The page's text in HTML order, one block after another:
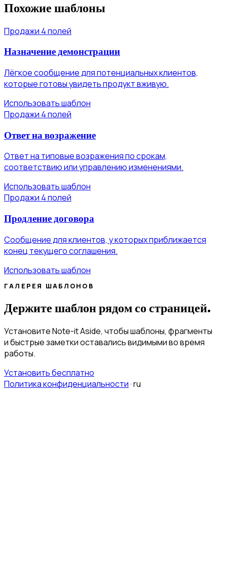
Похожие шаблоны
Продажи 4 полей
Назначение демонстрации
Лёгкое сообщение для потенциальных клиентов,
которые готовы увидеть продукт вживую.
Использовать шаблон
Продажи 4 полей
Ответ на возражение
Ответ на типовые возражения по срокам,
соответствию или управлению изменениями.
Использовать шаблон
Продажи 4 полей
Продление договора
Сообщение для клиентов, у которых приближается
конец текущего соглашения.
Использовать шаблон
ГАЛЕРЕЯ ШАБЛОНОВ
Держите шаблон рядом со страницей.
Установите Note-it Aside, чтобы шаблоны, фрагменты
и быстрые заметки оставались видимыми во время
работы.
Установить бесплатно
Политика конфиденциальности·ru